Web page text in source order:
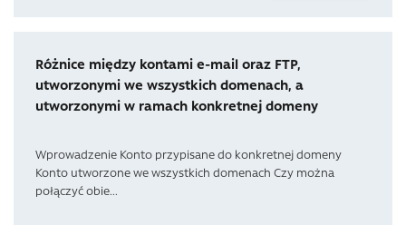
Różnice między kontami e-mail oraz FTP,
utworzonymi we wszystkich domenach, a
utworzonymi w ramach konkretnej domeny
Wprowadzenie Konto przypisane do konkretnej domeny
Konto utworzone we wszystkich domenach Czy można
połączyć obie...